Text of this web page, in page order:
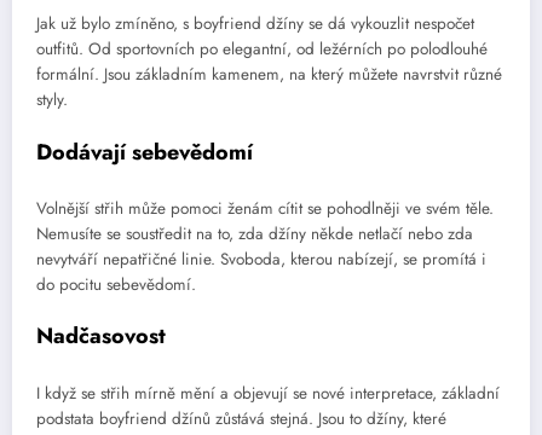
Jak už bylo zmíněno, s boyfriend džíny se dá vykouzlit nespočet
outfitů. Od sportovních po elegantní, od ležérních po polodlouhé
formální. Jsou základním kamenem, na který můžete navrstvit různé
styly.
Dodávají sebevědomí
Volnější střih může pomoci ženám cítit se pohodlněji ve svém těle.
Nemusíte se soustředit na to, zda džíny někde netlačí nebo zda
nevytváří nepatřičné linie. Svoboda, kterou nabízejí, se promítá i
do pocitu sebevědomí.
Nadčasovost
I když se střih mírně mění a objevují se nové interpretace, základní
podstata boyfriend džínů zůstává stejná. Jsou to džíny, které